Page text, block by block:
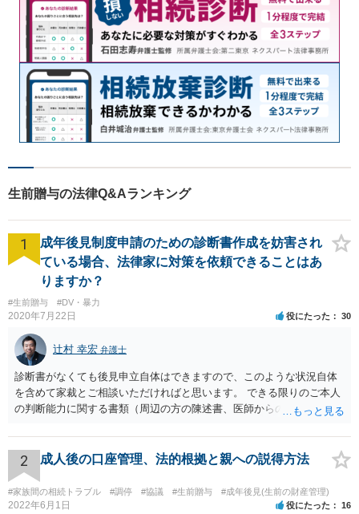
生前贈与の法律Q&Aランキング
1
成年後見制度申請のための診断書作成を妨害され
ている場合、法律家に対策を依頼できることはあ
りますか？
#生前贈与 #DV・暴力
2020年7月22日 役にたった 30
辻村 幸宏 弁護士
診断書がなくても後見申立自体はできますので、このような状況自体
を含めて家裁とご相談いただければと思います。 できる限りのご本人
の判断能力に関する書類（周辺の方の陳述書、医師からの聴取書等）
をしていただければそこから先は進むのではないかと存じます。 ま
た、Aさんの意向を酌みすぎるあまりに後見申立ができない状況にして
いる施設の問題もありますので、当該地域の地域包括支援センターに
ご相談されるのもひとつの方法です。
2 成人後の口座管理、法的根拠と親への説得方法
#家族間の相続トラブル #調停 #協議 #生前贈与 #成年後見(生前の財産管理)
2022年6月1日 役にたった 16